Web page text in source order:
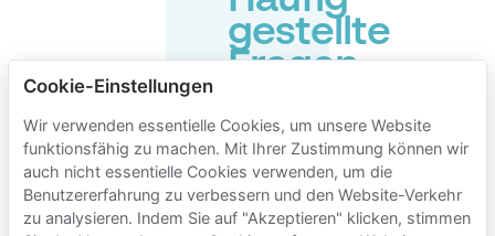
gestellte
Fragen
Parken
in
der
Cookie-Einstellungen
Wir verwenden essentielle Cookies, um unsere Website
funktionsfähig zu machen. Mit Ihrer Zustimmung können wir
auch nicht essentielle Cookies verwenden, um die
Benutzererfahrung zu verbessern und den Website-Verkehr
zu analysieren. Indem Sie auf "Akzeptieren" klicken, stimmen